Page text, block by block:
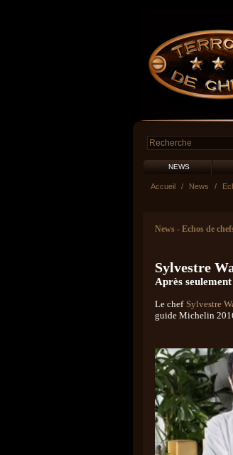
NEWS
Accueil / News /
News - Echos de
Sylvestre
Après
Le chef Sylvestre
guide Michelin